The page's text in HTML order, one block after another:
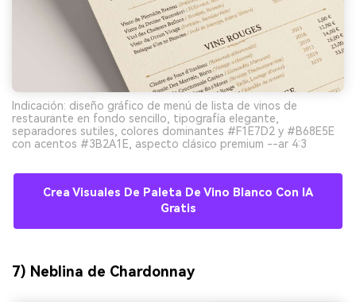
Indicación: diseño gráfico de menú de lista de vinos de
restaurante en fondo sencillo, tipografía elegante,
separadores sutiles, colores dominantes #F1E7D2 y #B68E5E
con acentos #3B2A1E, aspecto clásico premium --ar 4:3
Crea Visuales De Paleta De Vino Blanco Con IA
Gratis
7) Neblina de Chardonnay